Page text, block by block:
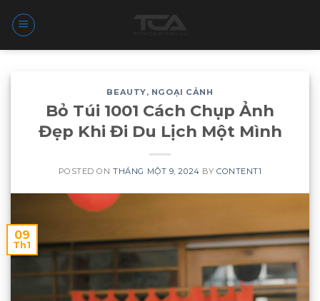
BEAUTY, NGOẠI CẢNH
Bỏ Túi 1001 Cách Chụp Ảnh
Đẹp Khi Đi Du Lịch Một Mình
POSTED ONTHÁNG MỘT 9, 2024 BY CONTENT1
09
Th1